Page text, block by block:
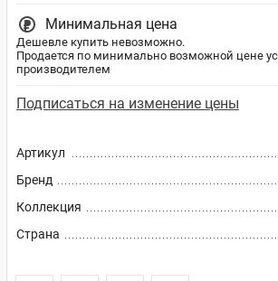
Артикул
Бренд
Коллекция
Страна
Минимальная цена
Дешевле купить невозможно.
Продается по минимально возможной цене
производителем
Подписаться на изменение цены